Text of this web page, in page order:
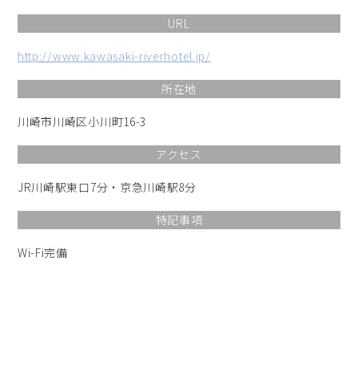
URL
http://www.kawasaki-riverhotel.jp/
所在地
川崎市川崎区小川町16-3
アクセス
JR川崎駅東口7分・京急川崎駅8分
特記事項
Wi-Fi完備